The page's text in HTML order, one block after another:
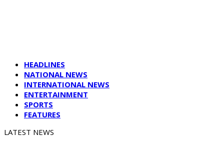
HEADLINES
NATIONAL NEWS
INTERNATIONAL NEWS
ENTERTAINMENT
SPORTS
FEATURES
LATEST NEWS